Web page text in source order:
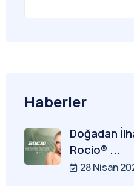
Haberler
Doğadan
Rocio® ...
28 Nisan